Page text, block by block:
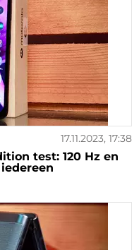
17.11.2023, 17:38
test: 120 Hz en